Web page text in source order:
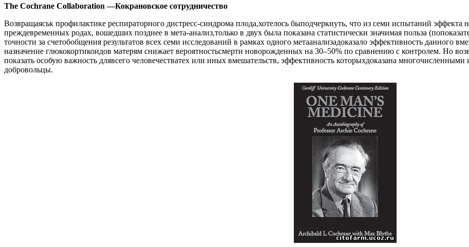
The Cochrane Collaboration —Кокрановское сотрудничество
Возвращаяськ профилактике респираторного дистресс-синдрома плода,хотелось быподчеркнуть, что из семи испытаний
преждевременных родах, вошедших позднее в мета-анализ,только в двух была показана статистически значимая польза
точности за счетобобщения результатов всех семи исследований в рамках одного метаанализадоказало эффективность данного
назначение глюкокортикоидов матерям снижает вероятностьсмерти новорожденных на 30–50% по сравнению с контролем. Но
показать особую важность длявсего человечестватех или иных вмешательств, эффективность которыхдоказана
добровольцы.